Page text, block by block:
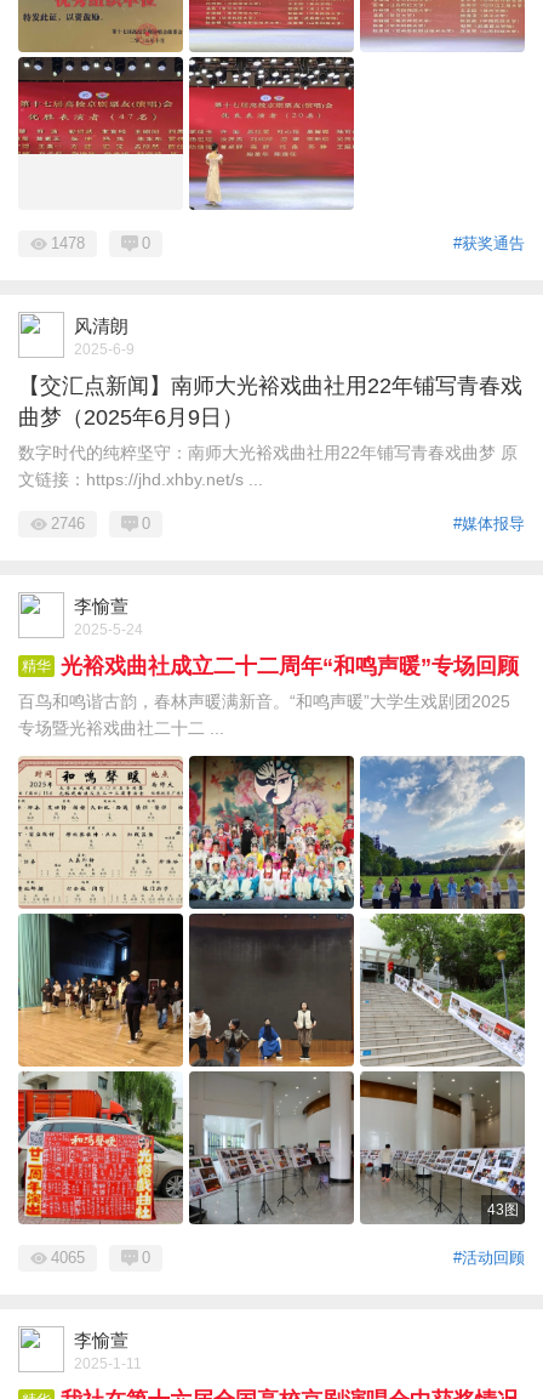
#获奖通告
1478 0
风清朗
2025-6-9
【交汇点新闻】南师大光裕戏曲社用22年铺写青春戏
曲梦（2025年6月9日）
数字时代的纯粹坚守：南师大光裕戏曲社用22年铺写青春戏曲梦 原
文链接：https://jhd.xhby.net/s ...
#媒体报导
2746 0
李愉萱
2025-5-24
精华 光裕戏曲社成立二十二周年“和鸣声暖”专场回顾
百鸟和鸣谐古韵，春林声暖满新音。“和鸣声暖”大学生戏剧团2025
专场暨光裕戏曲社二十二 ...
43图
#活动回顾
4065 0
李愉萱
2025-1-11